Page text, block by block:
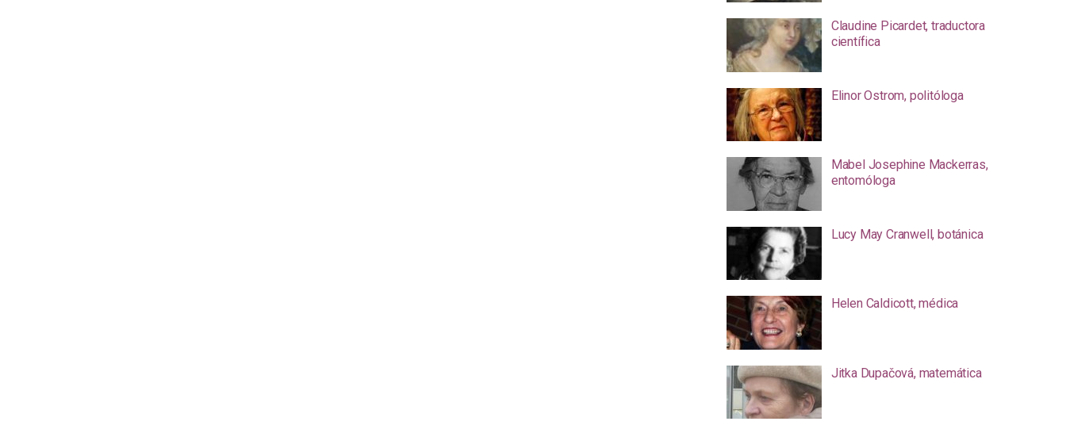
Claudine Picardet, traductora
científica
Elinor Ostrom, politóloga
Mabel Josephine Mackerras,
entomóloga
Lucy May Cranwell, botánica
Helen Caldicott, médica
Jitka Dupačová, matemática